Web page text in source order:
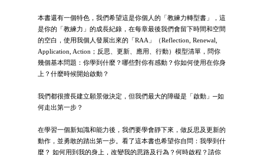
本書還有一個特色，我們希望這是你個人的「教練力轉型書」，這
是你的「教練力」的成長紀錄，在每章最後我們會留下時間和空間
的空白，使用我個人發展出來的「RAA」（Reflection, Renewal,
Application, Action；反思、更新、應用、行動）模型清單，問你
幾個基本問題：你學到什麼？哪些對你有感動？你如何使用在你身
上？什麼時候開始啟動？
我們都很擅長建立願景做決定，但我們最大的障礙是「啟動」─如
何走出第一步？
在學習一個新知識和能力後，我們要學會靜下來，做反思及更新的
動作，並勇敢的踏出第一步。看了這本書也希望你自問：我學到什
麼？ 如何用到我的身上，改變我的思路及行為？何時啟程？請你